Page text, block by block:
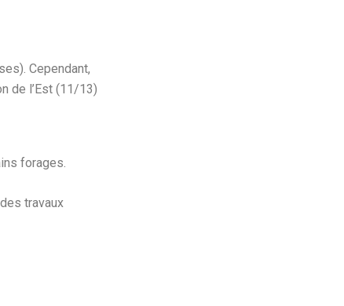
Cependant,
de l’Est (11/13)
forages.
travaux